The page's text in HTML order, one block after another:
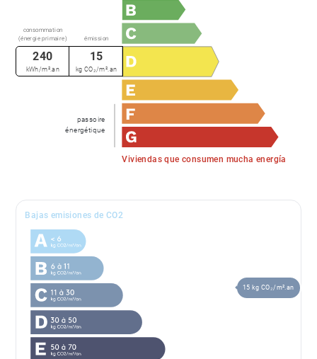
Viviendas que consumen mucha energía
passoire
énergétique
consommation
(énergie primaire)
émission
240
kWh/m².an
15
kg CO₂/m².an
Bajas emisiones de CO2
15 kg CO₂/m².an